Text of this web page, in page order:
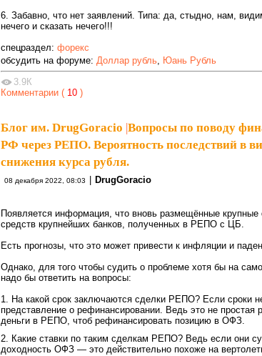
6. Забавно, что нет заявлений. Типа: да, стыдно, нам,
нечего и сказать нечего!!!
спецраздел: форекс
обсудить на форуме: Доллар рубль Юань Рубль
3.9К
Комментарии ( 10 )
Блог им. DrugGoracio Вопросы по поводу
РФ через РЕПО. Вероятность последствий в
снижения курса рубля.
08 декабря 2022, 08:03 DrugGoracio
Появляется информация, что вновь размещённые
средств крупнейших банков, полученных в РЕПО с ЦБ.
Есть прогнозы, что это может привести к инфляции и
Однако, для того чтобы судить о проблеме хотя бы на
надо бы ответить на вопросы:
1. На какой срок заключаются сделки РЕПО? Если сроки
представление о рефинансировании. Ведь это не простая
деньги в РЕПО, чтоб рефинансировать позицию в ОФЗ.
2. Какие ставки по таким сделкам РЕПО? Ведь если они
доходность ОФЗ — это действительно похоже на